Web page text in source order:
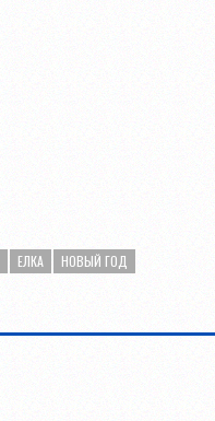
ЕЛКА
НОВЫЙ ГОД